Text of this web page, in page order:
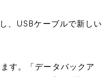
、USBケーブルで新しい
す。「データバックア